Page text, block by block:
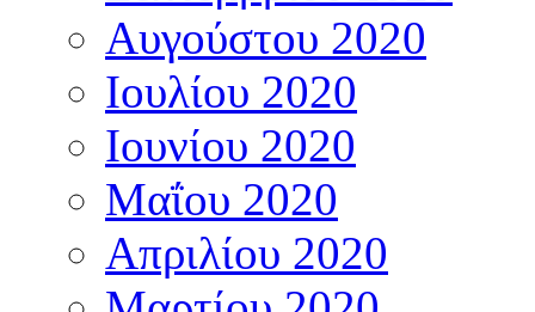
Αυγούστου 2020
Ιουλίου 2020
Ιουνίου 2020
Μαΐου 2020
Απριλίου 2020